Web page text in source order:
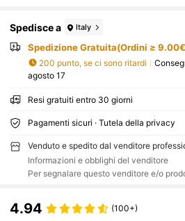
Spedisce a Italy
Spedizione Gratuita(Ordini ≥
200 punto, se ci sono ritardi
agosto 17
Resi gratuiti entro 30 giorni
Pagamenti sicuri · Tutela della privacy
Venduto e spedito dal venditore
Informazioni e obblighi del venditore
Per segnalare questo venditore e/o
4.94 (100+)